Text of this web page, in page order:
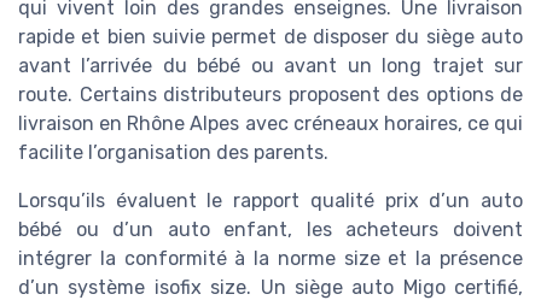
qui vivent loin des grandes enseignes. Une livraison
rapide et bien suivie permet de disposer du siège auto
avant l’arrivée du bébé ou avant un long trajet sur
route. Certains distributeurs proposent des options de
livraison en Rhône Alpes avec créneaux horaires, ce qui
facilite l’organisation des parents.
Lorsqu’ils évaluent le rapport qualité prix d’un auto
bébé ou d’un auto enfant, les acheteurs doivent
intégrer la conformité à la norme size et la présence
d’un système isofix size. Un siège auto Migo certifié,